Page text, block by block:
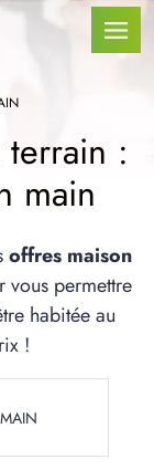
:
main
offres maison
permettre
habitée au
!